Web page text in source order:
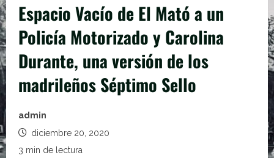
Espacio Vacío de El Mató a un
Policía Motorizado y Carolina
Durante, una versión de los
madrileños Séptimo Sello
admin
diciembre 20, 2020
3 min de lectura